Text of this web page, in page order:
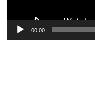
00:00